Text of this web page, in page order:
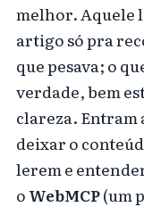
melhor. Aquele
artigo só pra
que pesava; o
verdade, bem
clareza. Entram
deixar o
lerem e
oWebMCP(um